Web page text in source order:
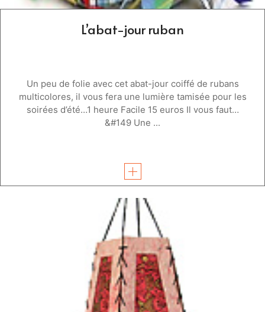
L’abat-jour ruban
Un peu de folie avec cet abat-jour coiffé de rubans
multicolores, il vous fera une lumière tamisée pour les
soirées d’été…1 heure Facile 15 euros Il vous faut…
&#149 Une ...